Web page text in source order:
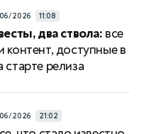
2026 11:08
два ствола: все
контент, доступные в
старте релиза
2026 21:02